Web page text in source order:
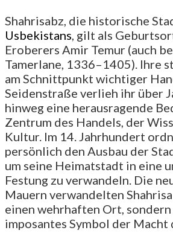
Shahrisabz, die historische
Usbekistans, gilt als
Eroberers Amir Temur (auch
Tamerlane, 1336–1405). Ihre
am Schnittpunkt wichtiger
Seidenstraße verlieh ihr über
hinweg eine herausragende
Zentrum des Handels, der
Kultur. Im 14. Jahrhundert
persönlich den Ausbau der
um seine Heimatstadt in eine
Festung zu verwandeln. Die
Mauern verwandelten
einen wehrhaften Ort, sondern
imposantes Symbol der Macht